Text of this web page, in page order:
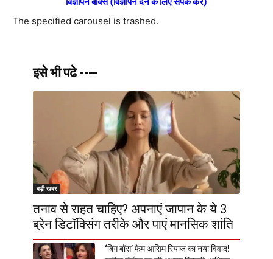
The specified carousel is trashed.
इसे भी पढे ----
बड़ी खबर
तनाव से राहत चाहिए? अपनाएं जापान के ये 3
ब्रेन डिटॉक्सिंग तरीके और पाएं मानसिक शांति
‘बिग बॉस’ फेम आसिम रियाज का नया विवाद!